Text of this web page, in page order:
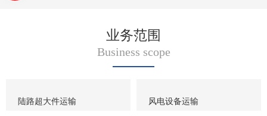
业务范围
Business scope
陆路超大件运输 风电设备运输